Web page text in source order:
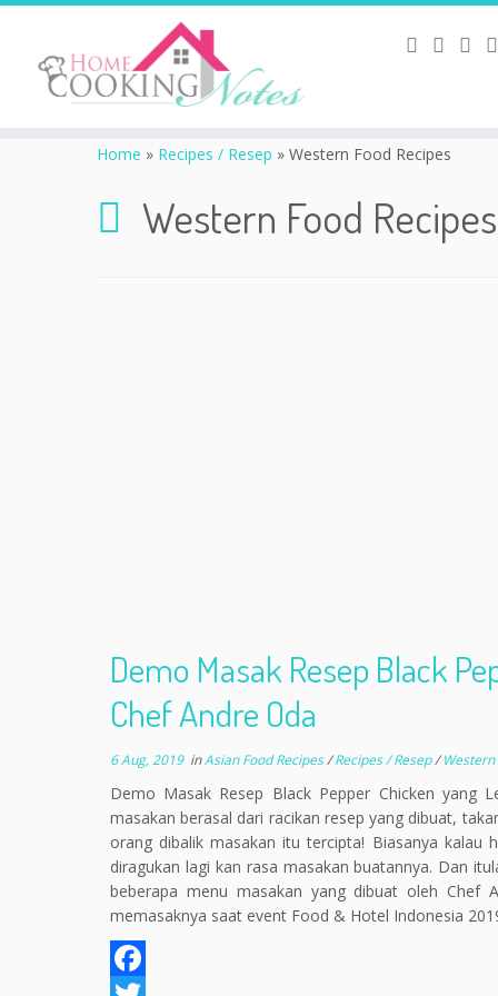
Home » Recipes / Resep » Western Food Recipes
Western Food Recipes
Demo Masak Resep Black
Chef Andre Oda
6 Aug, 2019inAsian Food Recipes/Recipes / Resep/
Demo Masak Resep Black Pepper Chicken yang
masakan berasal dari racikan resep yang dibuat,
orang dibalik masakan itu tercipta! Biasanya kalau
diragukan lagi kan rasa masakan buatannya. Dan
beberapa menu masakan yang dibuat oleh Chef
memasaknya saat event Food & Hotel Indonesia